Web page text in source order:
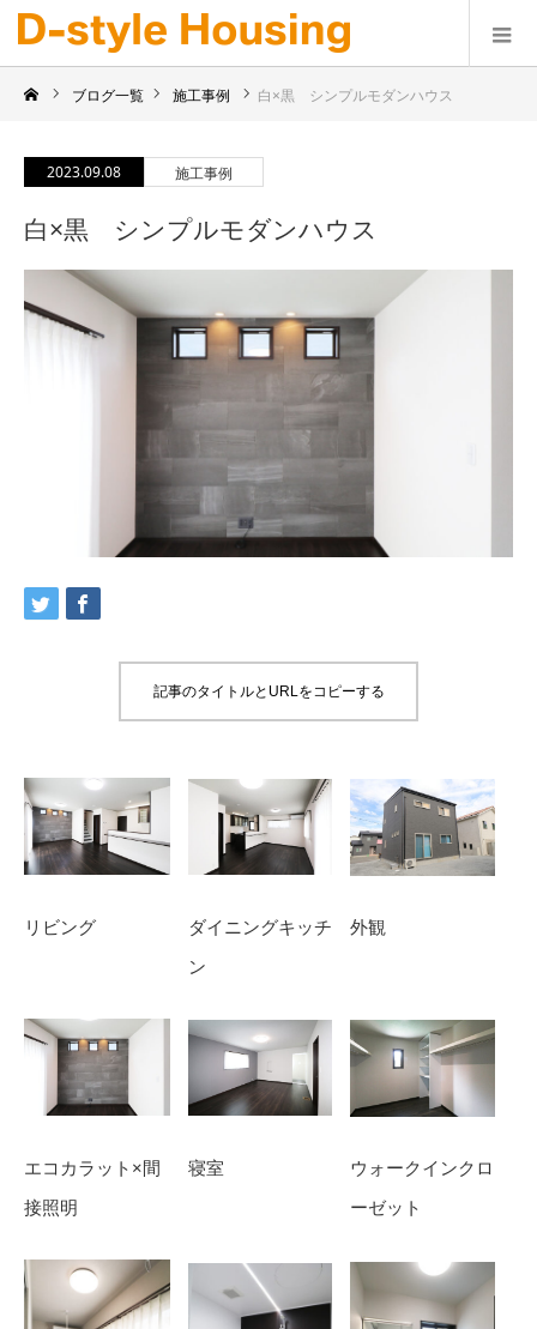
ブログ一覧 施工事例 白×黒 シンプルモダンハウス
2023.09.08 施工事例
白×黒 シンプルモダンハウス
記事のタイトルとURLをコピーする
リビング
ダイニングキッチ
ン
外観
エコカラット×間
接照明
寝室
ウォークインクロ
ーゼット